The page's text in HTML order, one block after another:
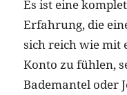
Es ist eine
Erfahrung, die
sich reich wie mit
Konto zu fühlen,
Bademantel oder